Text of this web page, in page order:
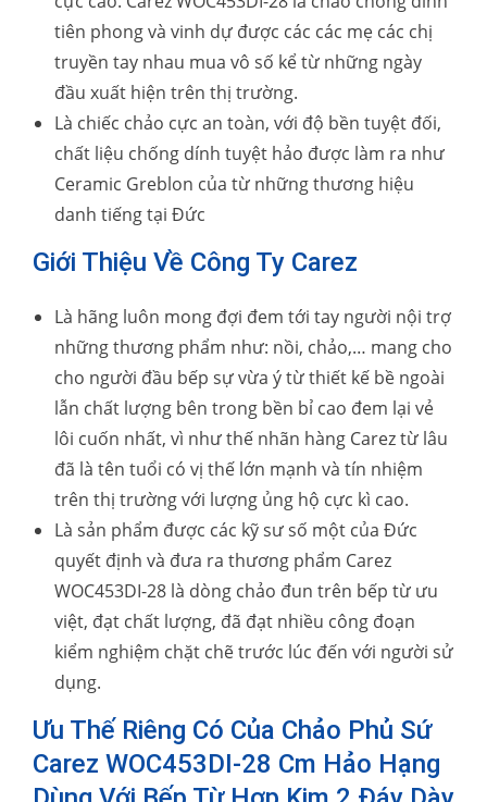
tiên phong và vinh dự được các các mẹ các chị
truyền tay nhau mua vô số kể từ những ngày
đầu xuất hiện trên thị trường.
Là chiếc chảo cực an toàn, với độ bền tuyệt đối,
chất liệu chống dính tuyệt hảo được làm ra như
Ceramic Greblon của từ những thương hiệu
danh tiếng tại Đức
Giới Thiệu Về Công Ty Carez
Là hãng luôn mong đợi đem tới tay người nội trợ
những thương phẩm như: nồi, chảo,… mang cho
cho người đầu bếp sự vừa ý từ thiết kế bề ngoài
lẫn chất lượng bên trong bền bỉ cao đem lại vẻ
lôi cuốn nhất, vì như thế nhãn hàng Carez từ lâu
đã là tên tuổi có vị thế lớn mạnh và tín nhiệm
trên thị trường với lượng ủng hộ cực kì cao.
Là sản phẩm được các kỹ sư số một của Đức
quyết định và đưa ra thương phẩm Carez
WOC453DI-28 là dòng chảo đun trên bếp từ ưu
việt, đạt chất lượng, đã đạt nhiều công đoạn
kiểm nghiệm chặt chẽ trước lúc đến với người sử
dụng.
Ưu Thế Riêng Có Của Chảo Phủ Sứ
Carez WOC453DI-28 Cm Hảo Hạng